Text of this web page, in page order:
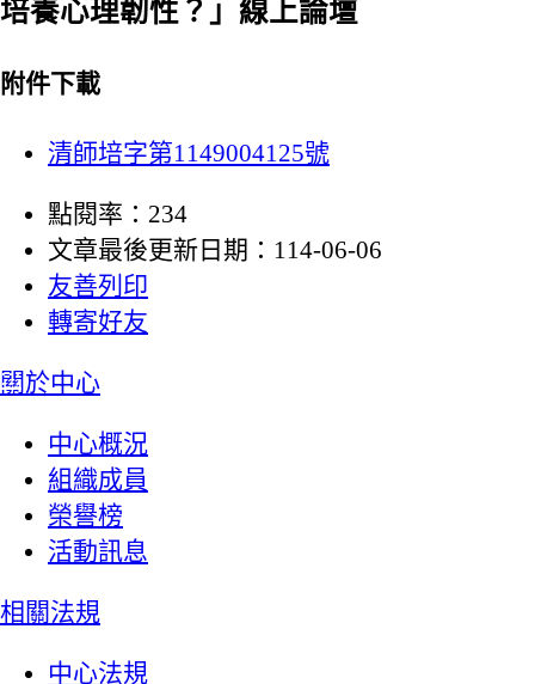
培養心理韌性？」線上論壇
附件下載
清師培字第1149004125號
點閱率：234
文章最後更新日期：114-06-06
友善列印
轉寄好友
:::
關於中心
中心概況
組織成員
榮譽榜
活動訊息
相關法規
中心法規